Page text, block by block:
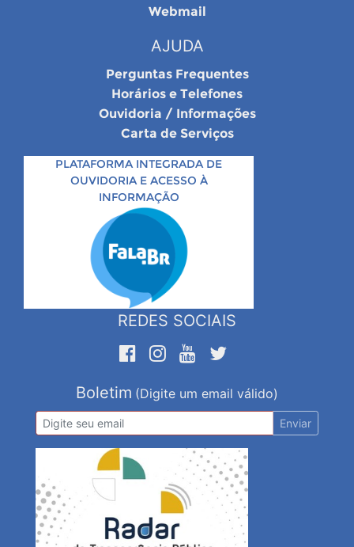
Webmail
AJUDA
Perguntas Frequentes
Horários e Telefones
Ouvidoria / Informações
Carta de Serviços
PLATAFORMA INTEGRADA DE
OUVIDORIA E ACESSO À
INFORMAÇÃO
REDES SOCIAIS
Boletim (Digite um email válido)
Enviar